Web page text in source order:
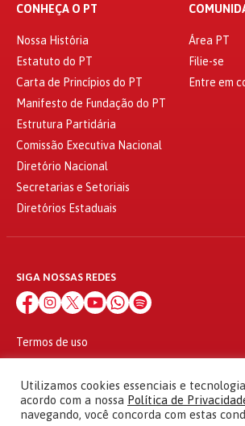
CONHEÇA O PT
Nossa História
Estatuto do PT
Carta de Princípios do PT
Manifesto de Fundação do PT
Estrutura Partidária
Comissão Executiva Nacional
Diretório Nacional
Secretarias e Setoriais
Diretórios Estaduais
Área PT
Filie-se
Entre em
SIGA NOSSAS REDES
Termos de uso
© 2010 - 2026
Partido dos Trabalhadores Todos os direitos
Utilizamos cookies essenciais e
acordo com a nossa Política de
navegando, você concorda com estas